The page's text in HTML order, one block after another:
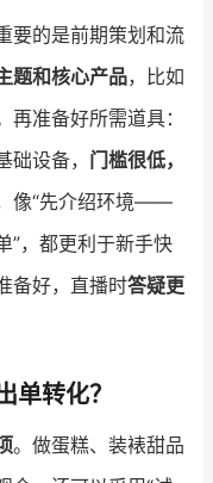
要的是前期策划和流
题和核心产品，比如
准备好所需道具：
设备， 门槛很低，
像“先介绍环境——
，都更利于新手快
备好，直播时答疑更
单转化？
。做蛋糕、装裱甜品